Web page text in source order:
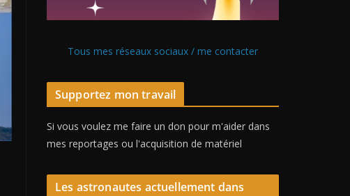
Tous mes réseaux sociaux / me contacter
Supportez mon travail
Si vous voulez me faire un don pour m'aider dans
mes reportages ou l'acquisition de matériel
Les astronautes actuellement dans